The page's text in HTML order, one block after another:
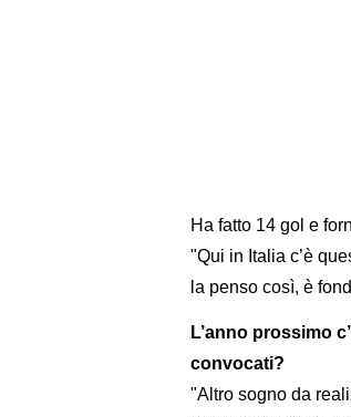
Ha fatto 14 gol e
"Qui in Italia c’è
la penso così, è
L’anno prossimo
convocati?
"Altro sogno da